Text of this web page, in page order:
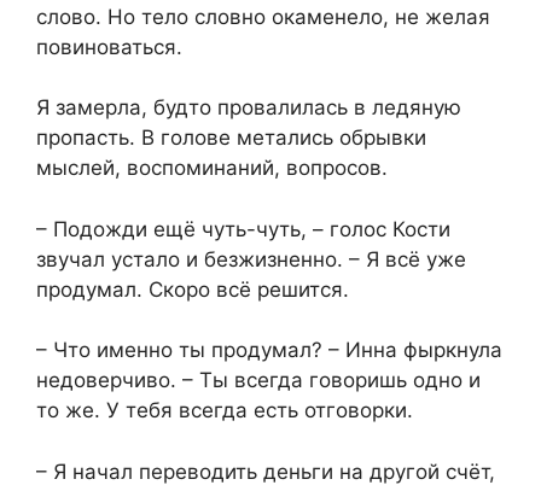
слово. Но тело словно окаменело, не желая
повиноваться.
Я замерла, будто провалилась в ледяную
пропасть. В голове метались обрывки
мыслей, воспоминаний, вопросов.
– Подожди ещё чуть-чуть, – голос Кости
звучал устало и безжизненно. – Я всё уже
продумал. Скоро всё решится.
– Что именно ты продумал? – Инна фыркнула
недоверчиво. – Ты всегда говоришь одно и
то же. У тебя всегда есть отговорки.
– Я начал переводить деньги на другой счёт,